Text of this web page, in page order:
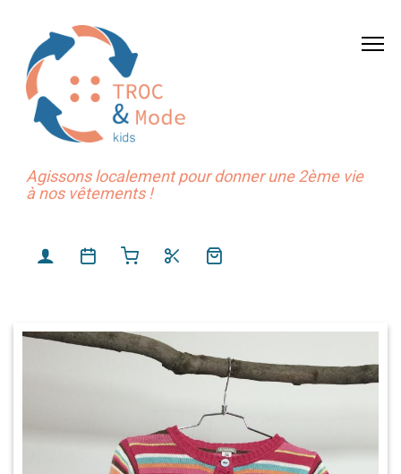
Agissons localement pour donner une 2ème vie
à nos vêtements !